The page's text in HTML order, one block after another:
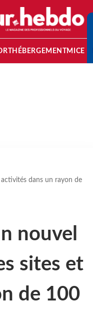
HÉBERGEMENTMICE
dans un rayon de
nouvel
sites et
de 100